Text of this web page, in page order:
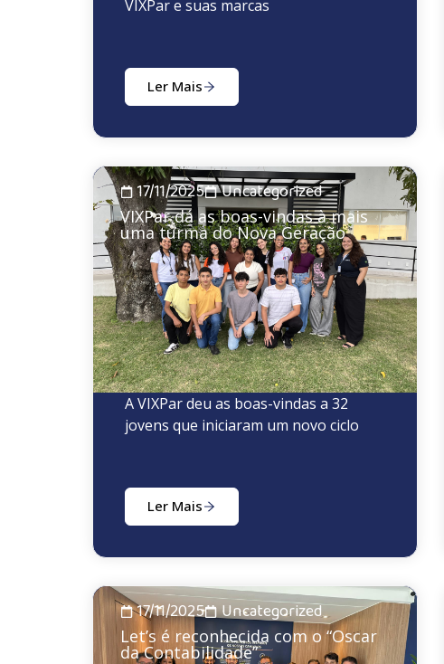
VIXPar e suas marcas
Ler Mais
17/11/2025 Uncategorized
VIXPar dá as boas-vindas à mais
uma turma do Nova Geração
A VIXPar deu as boas-vindas a 32
jovens que iniciaram um novo ciclo
Ler Mais
17/11/2025 Uncategorized
Let’s é reconhecida com o “Oscar
da Contabilidade”